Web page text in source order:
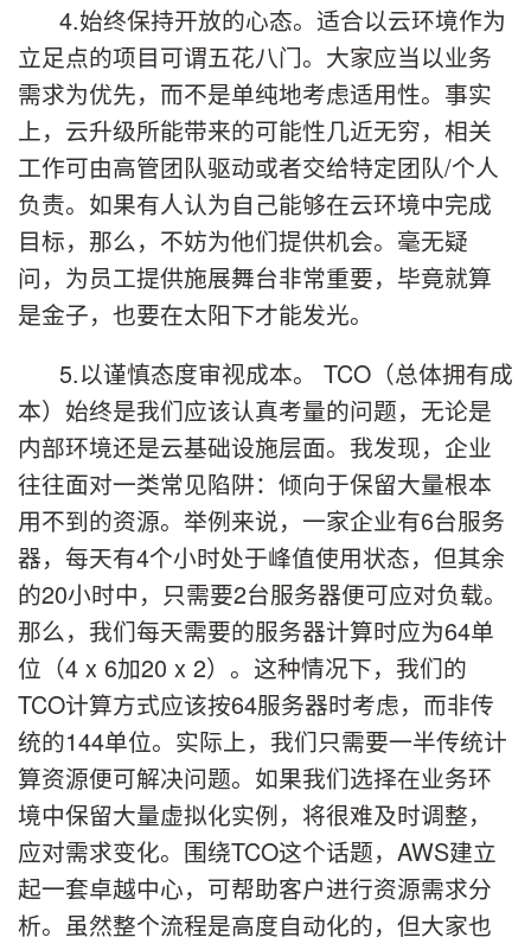
4.始终保持开放的心态。适合以云环境作为
立足点的项目可谓五花八门。大家应当以业务
需求为优先，而不是单纯地考虑适用性。事实
上，云升级所能带来的可能性几近无穷，相关
工作可由高管团队驱动或者交给特定团队/个人
负责。如果有人认为自己能够在云环境中完成
目标，那么，不妨为他们提供机会。毫无疑
问，为员工提供施展舞台非常重要，毕竟就算
是金子，也要在太阳下才能发光。
5.以谨慎态度审视成本。 TCO（总体拥有成
本）始终是我们应该认真考量的问题，无论是
内部环境还是云基础设施层面。我发现，企业
往往面对一类常见陷阱：倾向于保留大量根本
用不到的资源。举例来说，一家企业有6台服务
器，每天有4个小时处于峰值使用状态，但其余
的20小时中，只需要2台服务器便可应对负载。
那么，我们每天需要的服务器计算时应为64单
位（4 x 6加20 x 2）。这种情况下，我们的
TCO计算方式应该按64服务器时考虑，而非传
统的144单位。实际上，我们只需要一半传统计
算资源便可解决问题。如果我们选择在业务环
境中保留大量虚拟化实例，将很难及时调整，
应对需求变化。围绕TCO这个话题，AWS建立
起一套卓越中心，可帮助客户进行资源需求分
析。虽然整个流程是高度自动化的，但大家也